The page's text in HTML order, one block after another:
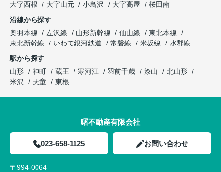
大字西根
大字山元 小鳥沢 大字高屋
桜田南
沿線から探す
奥羽本線
左沢線 山形新幹線 仙山線
東北本線
東北新幹線
いわて銀河鉄道 常磐線 米坂線
水郡線
駅から探す
山形
神町 蔵王 寒河江 羽前千歳 漆山
北山形
米沢
天童 東根
曙不動産有限会社
023-658-1125 お問い合わせ
〒994-0064